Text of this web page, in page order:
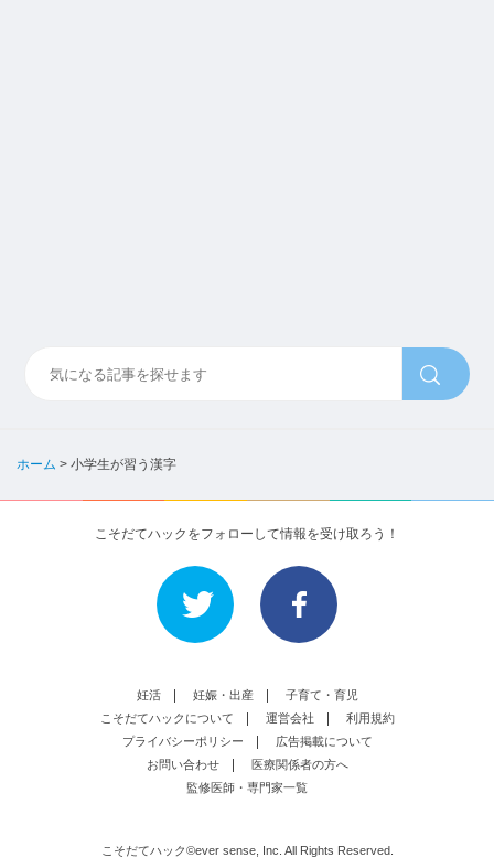
ホーム > 小学生が習う漢字
こそだてハックをフォローして情報を受け取ろう！
妊活 妊娠・出産
子育て・育児
こそだてハックについて
運営会社
利用規約
プライバシーポリシー
広告掲載について
お問い合わせ
医療関係者の方へ
監修医師・専門家一覧
こそだてハック©ever sense, Inc. All Rights Reserved.